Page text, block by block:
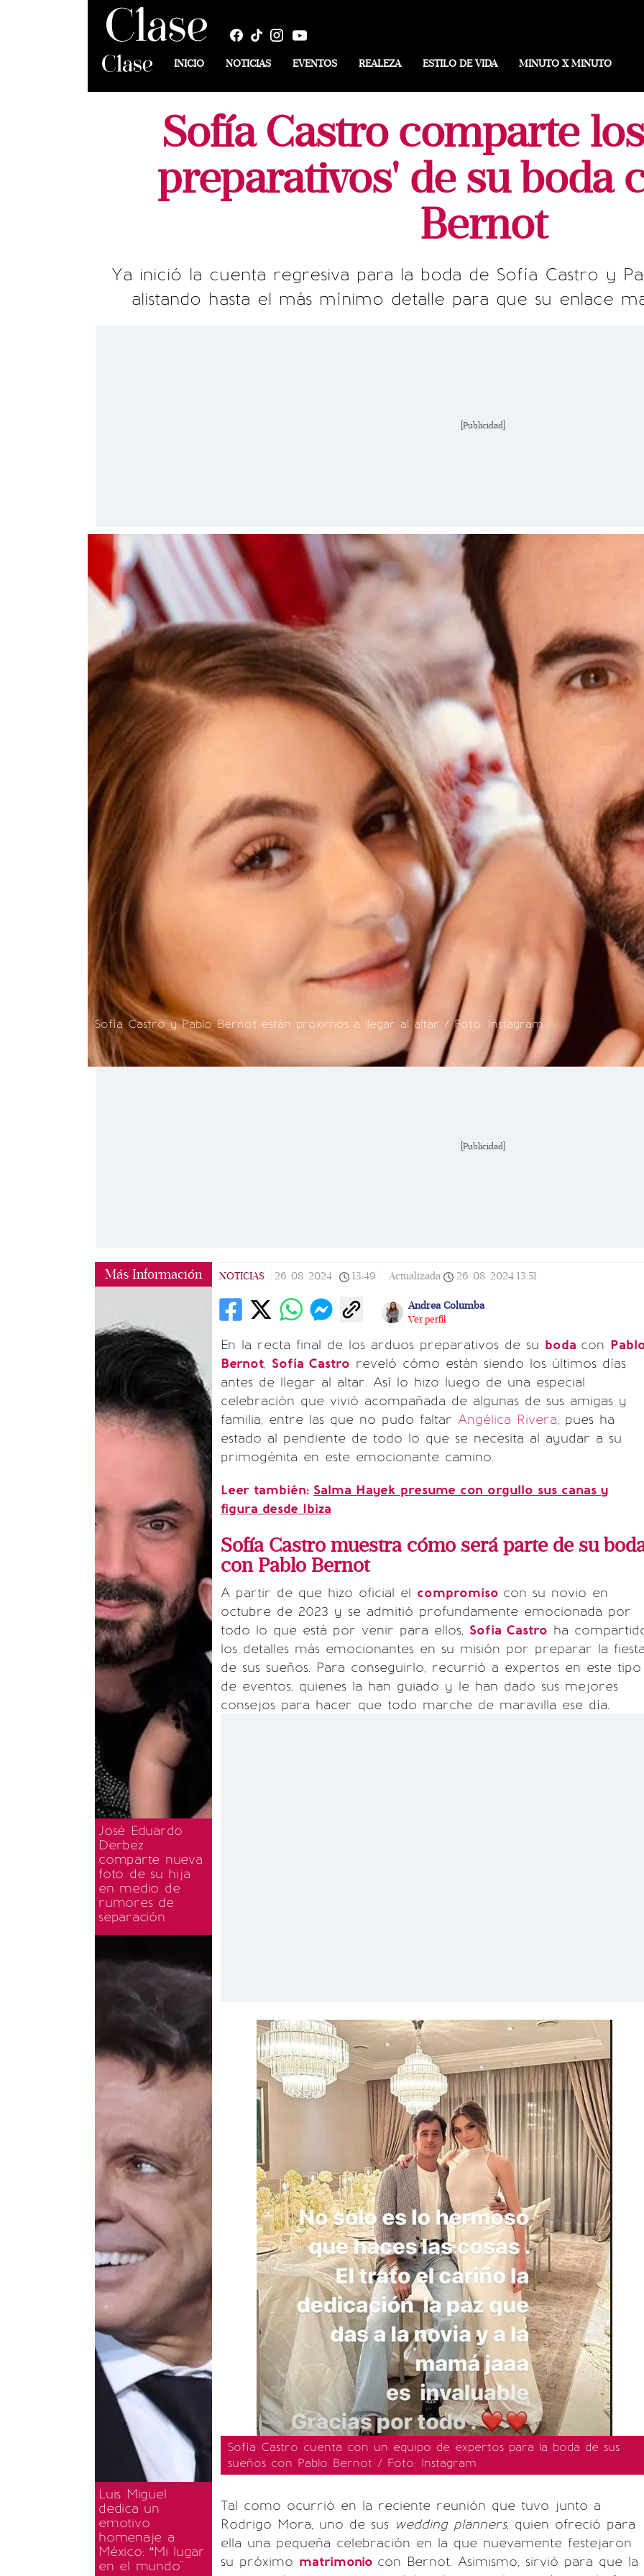
INICIO NOTICIAS EVENTOS REALEZA ESTILO DE VIDA MINUTO X MINUTO
Sofía Castro comparte
preparativos' de su boda
Bernot
Ya inició la cuenta regresiva para la boda de Sofía Castro y
alistando hasta el más mínimo detalle para que su enlace
[Publicidad]
Sofía Castro y Pablo Bernot están próximos a llegar al altar / Foto: Instagram
[Publicidad]
Más Información
José Eduardo
Derbez
comparte nueva
foto de su hija
en medio de
rumores de
separación
Luis Miguel
dedica un
emotivo
homenaje a
México: “Mi lugar
en el mundo"
NOTICIAS 26/08/2024 13:49 Actualizada 26/08/2024 13:51
Andrea Columba
Ver perfil
En la recta final de los arduos preparativos de su boda con
Bernot, Sofía Castro reveló cómo están siendo los últimos días
antes de llegar al altar. Así lo hizo luego de una especial
celebración que vivió acompañada de algunas de sus amigas y
familia, entre las que no pudo faltar Angélica Rivera, pues ha
estado al pendiente de todo lo que se necesita al ayudar a su
primogénita en este emocionante camino.
Leer también: Salma Hayek presume con orgullo sus canas y
figura desde Ibiza
Sofía Castro muestra cómo será parte de su
con Pablo Bernot
A partir de que hizo oficial el compromiso con su novio en
octubre de 2023 y se admitió profundamente emocionada por
todo lo que está por venir para ellos, Sofía Castro ha
los detalles más emocionantes en su misión por preparar la fiesta
de sus sueños. Para conseguirlo, recurrió a expertos en este tipo
de eventos, quienes la han guiado y le han dado sus mejores
consejos para hacer que todo marche de maravilla ese día.
Sofía Castro cuenta con un equipo de expertos para la boda de sus
sueños con Pablo Bernot / Foto: Instagram
Tal como ocurrió en la reciente reunión que tuvo junto a
Rodrigo Mora, uno de sus wedding planners, quien ofreció para
ella una pequeña celebración en la que nuevamente festejaron
su próximo matrimonio con Bernot. Asimismo, sirvió para que la